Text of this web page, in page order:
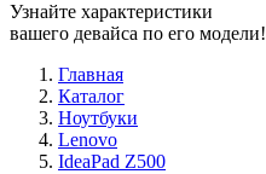
Узнайте характеристики
вашего девайса по его модели!
Главная
Каталог
Ноутбуки
Lenovo
IdeaPad Z500